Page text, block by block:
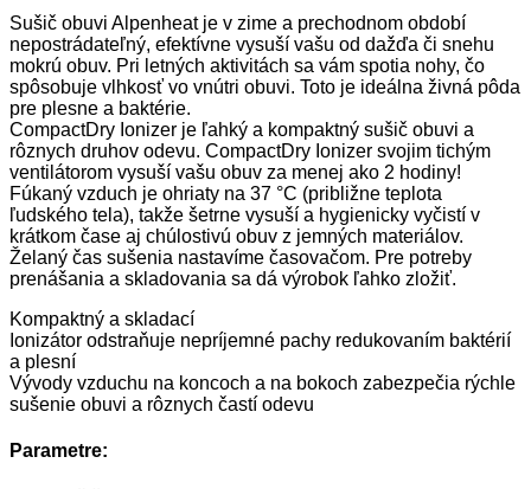
Sušič obuvi Alpenheat je v zime a prechodnom období
nepostrádateľný, efektívne vysuší vašu od dažďa či snehu
mokrú obuv. Pri letných aktivitách sa vám spotia nohy, čo
spôsobuje vlhkosť vo vnútri obuvi. Toto je ideálna živná pôda
pre plesne a baktérie.
CompactDry Ionizer je ľahký a kompaktný sušič obuvi a
rôznych druhov odevu. CompactDry Ionizer svojim tichým
ventilátorom vysuší vašu obuv za menej ako 2 hodiny!
Fúkaný vzduch je ohriaty na 37 °C (približne teplota
ľudského tela), takže šetrne vysuší a hygienicky vyčistí v
krátkom čase aj chúlostivú obuv z jemných materiálov.
Želaný čas sušenia nastavíme časovačom. Pre potreby
prenášania a skladovania sa dá výrobok ľahko zložiť.
Kompaktný a skladací
Ionizátor odstraňuje nepríjemné pachy redukovaním baktérií
a plesní
Vývody vzduchu na koncoch a na bokoch zabezpečia rýchle
sušenie obuvi a rôznych častí odevu
Parametre: